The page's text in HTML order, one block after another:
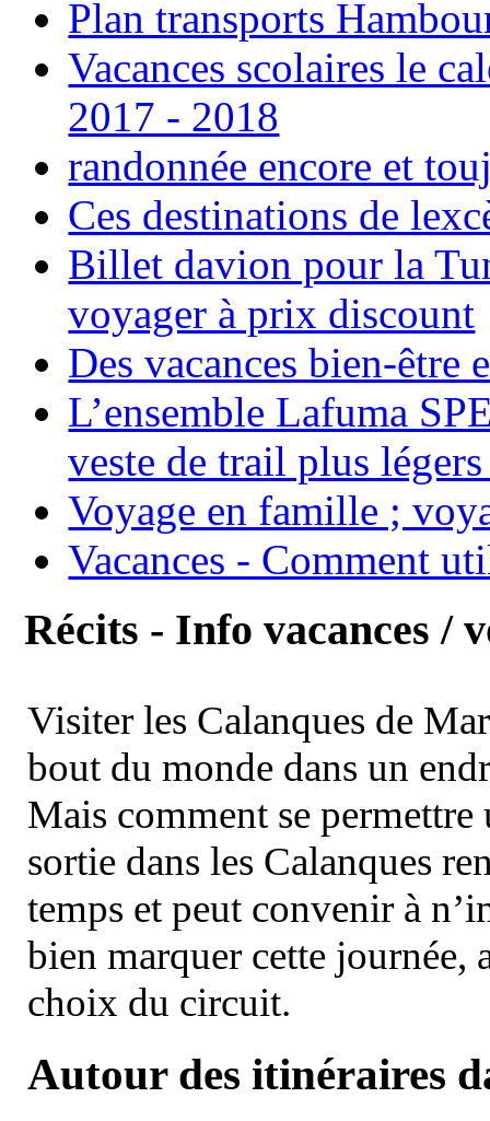
Plan transports
Vacances scolaires le
2017 - 2018
randonnée encore et
Ces destinations de
Billet davion pour la
voyager à prix discount
Des vacances bien-être
L’ensemble Lafuma
veste de trail plus
Voyage en famille ;
Vacances - Comment
Récits - Info vacances /
Visiter les Calanques de
bout du monde dans un
Mais comment se permettre
sortie dans les Calanques
temps et peut convenir à
bien marquer cette journée,
choix du circuit.
Autour des itinéraires